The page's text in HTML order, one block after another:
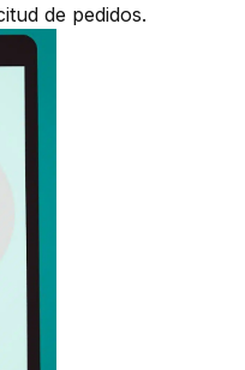
de pedidos.